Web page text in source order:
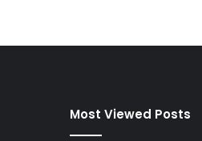
Most Viewed Posts